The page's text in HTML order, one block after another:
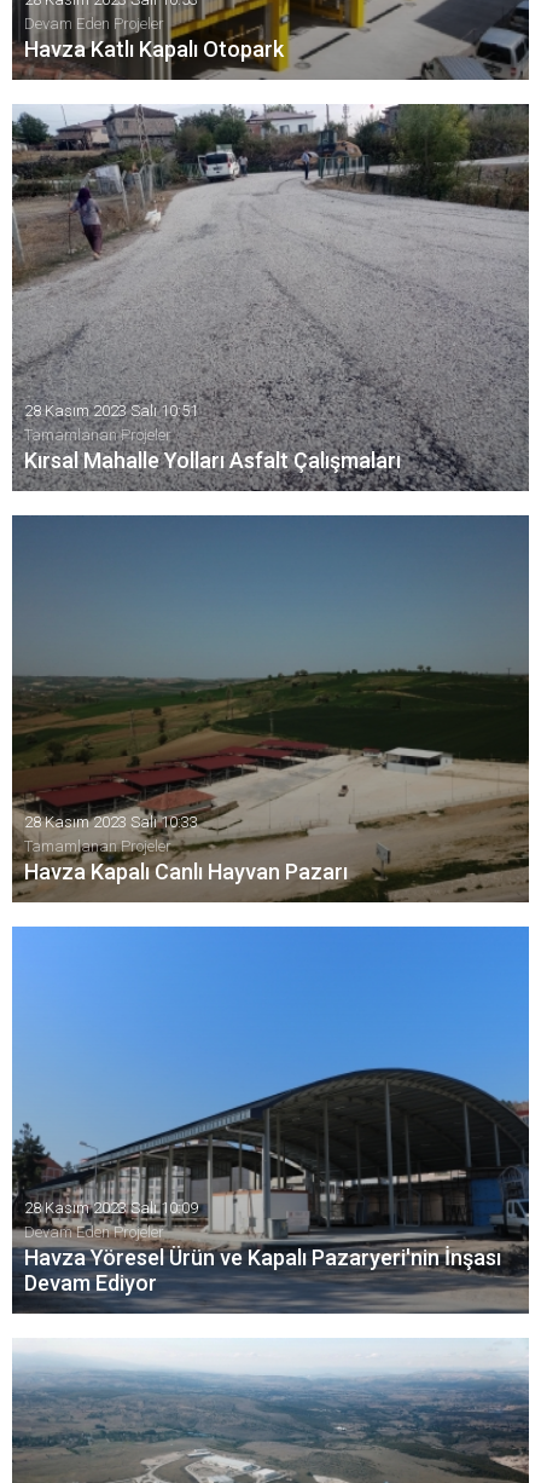
Devam Eden Projeler
Havza Katlı Kapalı Otopark
Havza Katlı Kapalı Otopark Hizmete Girdi
28 Kasım 2023 Salı 10:51
Tamamlanan Projeler
Kırsal Mahalle Yolları Asfalt Çalışmaları
Havza Belediyesi tarafından kırsal mahallerde başlatılan
asfalt çalışmaları tamamlandı.
28 Kasım 2023 Salı 10:33
Tamamlanan Projeler
Havza Kapalı Canlı Hayvan Pazarı
Havza Canlı Hayvan Pazarı Modernize Edildi
28 Kasım 2023 Salı 10:09
Devam Eden Projeler
Havza Yöresel Ürün ve Kapalı Pazaryeri'nin İnşası
Devam Ediyor
Havza Yöresel Ürün ve Kapalı Pazaryeri'nin inşaat devam
ediyor.